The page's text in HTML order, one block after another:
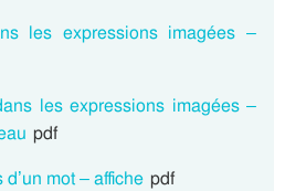
les expressions imagées –
les expressions imagées –
pdf
mot – affiche pdf